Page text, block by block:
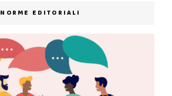
NORME EDITORIALI